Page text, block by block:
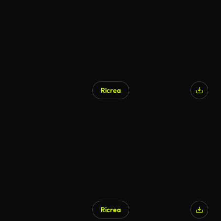
Ricrea
Ricrea